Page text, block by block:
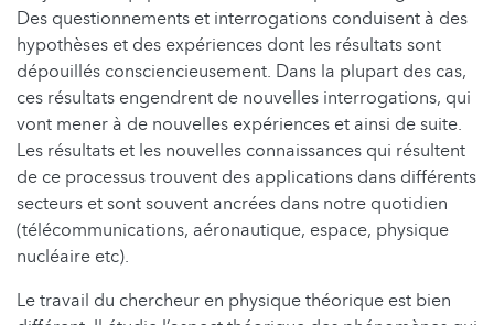
Des questionnements et interrogations conduisent à des
hypothèses et des expériences dont les résultats sont
dépouillés consciencieusement. Dans la plupart des cas,
ces résultats engendrent de nouvelles interrogations, qui
vont mener à de nouvelles expériences et ainsi de suite.
Les résultats et les nouvelles connaissances qui résultent
de ce processus trouvent des applications dans différents
secteurs et sont souvent ancrées dans notre quotidien
(télécommunications, aéronautique, espace, physique
nucléaire etc).
Le travail du chercheur en physique théorique est bien